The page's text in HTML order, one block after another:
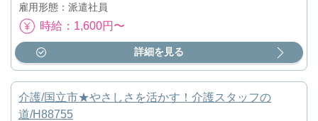
雇用形態：派遣社員
時給：1,600円〜
詳細を見る
介護/国立市★やさしさを活かす！介護スタッフの
道/H88755